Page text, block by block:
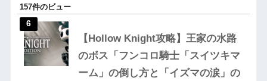
157件のビュー
【Hollow Knight攻略】王家の水路
のボス「フンコロ騎士「スイツキマ
ーム」の倒し方と「イズマの涙」の